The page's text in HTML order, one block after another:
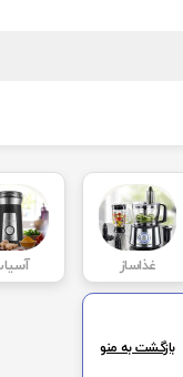
◼️ پخت و پز
بخار پز
کباب پز
سرخ کن
بازگشت به منو
غذاساز